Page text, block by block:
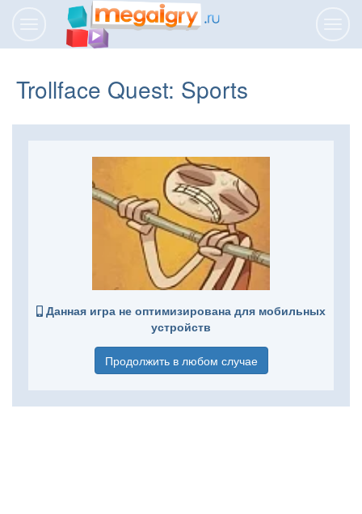
Переключить
навигацию
Trollface Quest: Sports
Данная игра не оптимизирована для мобильных
устройств
Продолжить в любом случае